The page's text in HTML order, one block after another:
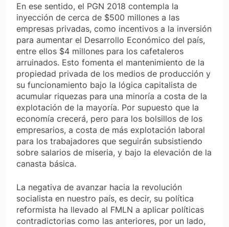
En ese sentido, el PGN 2018 contempla la
inyección de cerca de $500 millones a las
empresas privadas, como incentivos a la inversión
para aumentar el Desarrollo Económico del país,
entre ellos $4 millones para los cafetaleros
arruinados. Esto fomenta el mantenimiento de la
propiedad privada de los medios de producción y
su funcionamiento bajo la lógica capitalista de
acumular riquezas para una minoría a costa de la
explotación de la mayoría. Por supuesto que la
economía crecerá, pero para los bolsillos de los
empresarios, a costa de más explotación laboral
para los trabajadores que seguirán subsistiendo
sobre salarios de miseria, y bajo la elevación de la
canasta básica.
La negativa de avanzar hacia la revolución
socialista en nuestro país, es decir, su política
reformista ha llevado al FMLN a aplicar políticas
contradictorias como las anteriores, por un lado,